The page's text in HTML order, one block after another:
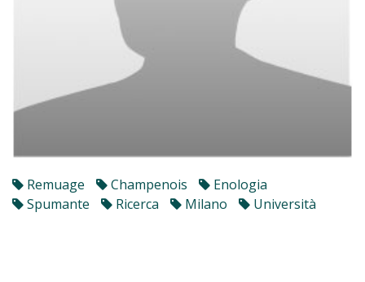
Remuage Champenois
Enologia
Spumante
Ricerca Milano Università